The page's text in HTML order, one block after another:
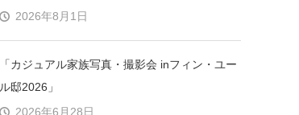
2026年8月1日
「カジュアル家族写真・撮影会 inフィン・ユー
ル邸2026」
2026年6月28日